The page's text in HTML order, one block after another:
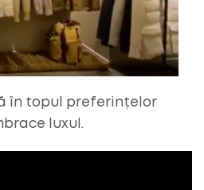
în topul preferințelor
luxul.